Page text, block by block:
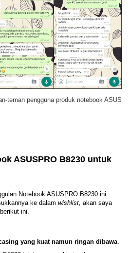
teman pengguna produk notebook ASUS
ASUSPRO B8230 untuk
Notebook ASUSPRO B8230 ini
ke dalam wishlist, akan saya
ini.
yang kuat namun ringan dibawa